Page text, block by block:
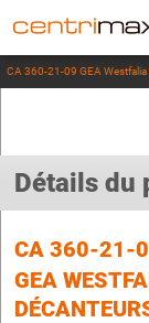
CA 360-21-09 GEA
Détails du
CA 360-21-
GEA